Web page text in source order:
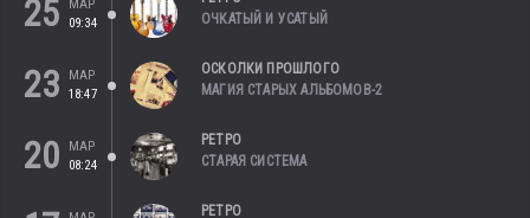
25
МАР
09:34
ОЧКАТЫЙ И УСАТЫЙ
23
МАР
18:47
ОСКОЛКИ ПРОШЛОГО
МАГИЯ СТАРЫХ АЛЬБОМОВ-2
20
МАР
08:24
РЕТРО
СТАРАЯ СИСТЕМА
РЕТРО